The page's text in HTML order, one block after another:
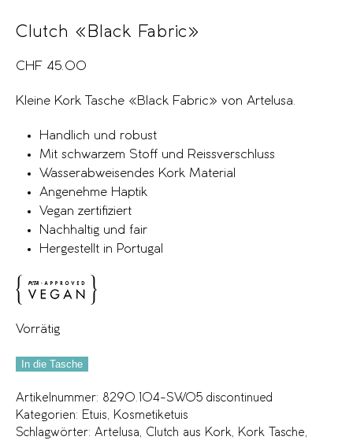
Clutch «Black Fabric»
CHF 45.00
Kleine Kork Tasche «Black Fabric» von Artelusa.
Handlich und robust
Mit schwarzem Stoff und Reissverschluss
Wasserabweisendes Kork Material
Angenehme Haptik
Vegan zertifiziert
Nachhaltig und fair
Hergestellt in Portugal
Vorrätig
In die Tasche
Artikelnummer: 8290.104-SW05 discontinued
Kategorien: Etuis, Kosmetiketuis
Schlagwörter: Artelusa, Clutch aus Kork, Kork Tasche,